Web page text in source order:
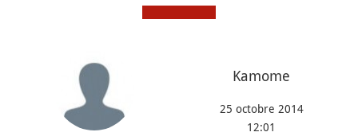
Kamome
25 octobre 2014
12:01